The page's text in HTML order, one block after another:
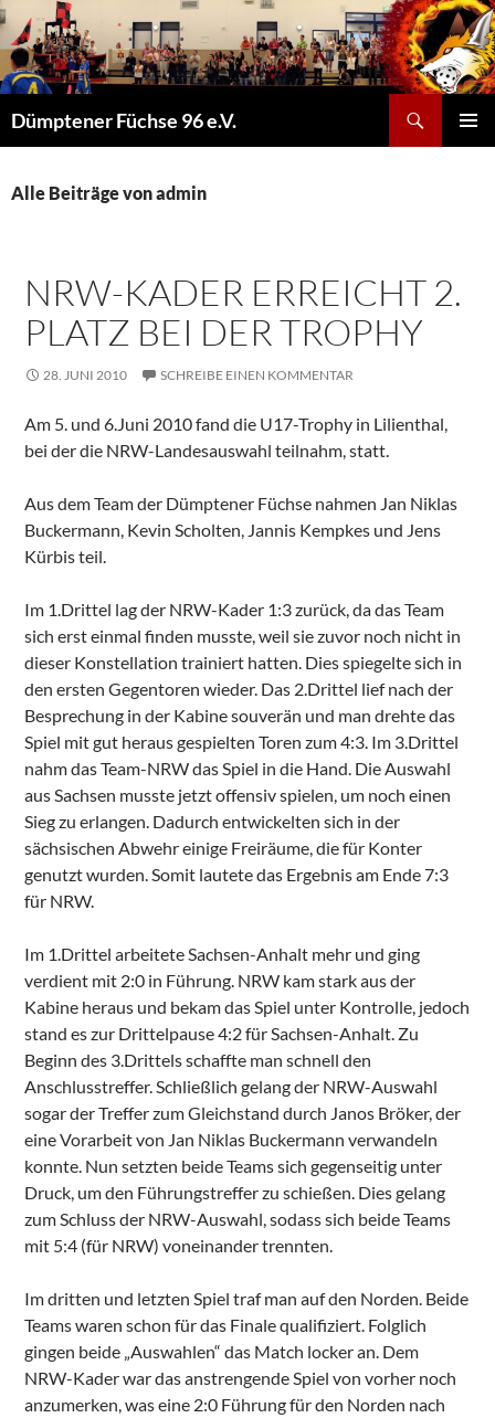
Dümptener Füchse 96 e.V.
SPRINGEN
Alle Beiträge von admin
NRW-KADER ERREICHT 2.
PLATZ BEI DER TROPHY
28. JUNI 2010 SCHREIBE EINEN KOMMENTAR
Am 5. und 6.Juni 2010 fand die U17-Trophy in Lilienthal,
bei der die NRW-Landesauswahl teilnahm, statt.
Aus dem Team der Dümptener Füchse nahmen Jan Niklas
Buckermann, Kevin Scholten, Jannis Kempkes und Jens
Kürbis teil.
Im 1.Drittel lag der NRW-Kader 1:3 zurück, da das Team
sich erst einmal finden musste, weil sie zuvor noch nicht in
dieser Konstellation trainiert hatten. Dies spiegelte sich in
den ersten Gegentoren wieder. Das 2.Drittel lief nach der
Besprechung in der Kabine souverän und man drehte das
Spiel mit gut heraus gespielten Toren zum 4:3. Im 3.Drittel
nahm das Team-NRW das Spiel in die Hand. Die Auswahl
aus Sachsen musste jetzt offensiv spielen, um noch einen
Sieg zu erlangen. Dadurch entwickelten sich in der
sächsischen Abwehr einige Freiräume, die für Konter
genutzt wurden. Somit lautete das Ergebnis am Ende 7:3
für NRW.
Im 1.Drittel arbeitete Sachsen-Anhalt mehr und ging
verdient mit 2:0 in Führung. NRW kam stark aus der
Kabine heraus und bekam das Spiel unter Kontrolle, jedoch
stand es zur Drittelpause 4:2 für Sachsen-Anhalt. Zu
Beginn des 3.Drittels schaffte man schnell den
Anschlusstreffer. Schließlich gelang der NRW-Auswahl
sogar der Treffer zum Gleichstand durch Janos Bröker, der
eine Vorarbeit von Jan Niklas Buckermann verwandeln
konnte. Nun setzten beide Teams sich gegenseitig unter
Druck, um den Führungstreffer zu schießen. Dies gelang
zum Schluss der NRW-Auswahl, sodass sich beide Teams
mit 5:4 (für NRW) voneinander trennten.
Im dritten und letzten Spiel traf man auf den Norden. Beide
Teams waren schon für das Finale qualifiziert. Folglich
gingen beide „Auswahlen“ das Match locker an. Dem
NRW-Kader war das anstrengende Spiel von vorher noch
anzumerken, was eine 2:0 Führung für den Norden nach